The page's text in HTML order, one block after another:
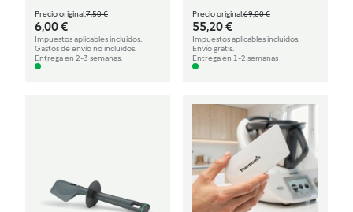
Precio original:7,50 €
6,00 €
Impuestos aplicables incluidos.
Gastos de envío no incluidos.
Entrega en 2-3 semanas.
Precio original:69,00 €
55,20 €
Impuestos aplicables incluidos.
Envío gratis.
Entrega en 1-2 semanas